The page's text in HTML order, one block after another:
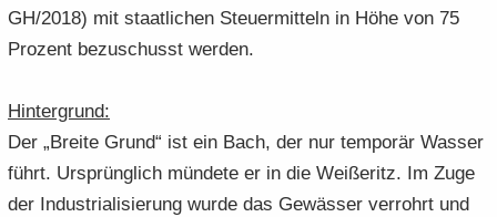
GH/2018) mit staat­li­chen Steu­er­mit­teln in Höhe von 75
Pro­zent be­zu­schusst wer­den.
Hin­ter­grund:
Der „Brei­te Grund“ ist ein Bach, der nur tem­po­rär Was­ser
führt. Ur­sprüng­lich mün­de­te er in die Wei­ße­ritz. Im Zuge
der In­dus­tria­li­sie­rung wurde das Ge­wäs­ser ver­rohrt und